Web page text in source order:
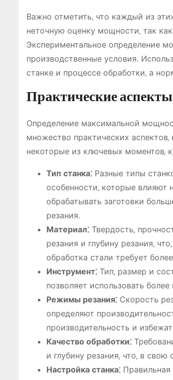
Важно отметить‚ что каждый из
неточную оценку мощности‚ так
Экспериментальное определение
производственные условия․
станке и процессе обработки‚ а
Практические
Определение максимальной
множество практических
некоторые из ключевых моментов‚
Тип станка⁚ Разные типы
особенности‚ которые
обрабатывать заготовки
резания․
Материал⁚ Твердость‚
резания и глубину резания‚
обработка стали требует
Инструмент⁚ Тип‚ размер и
позволяет использовать
Режимы резания⁚ Скорость
определяют
производительность и
Качество обработки⁚
и глубину резания‚ что‚ в
Настройка станка⁚ Правильная